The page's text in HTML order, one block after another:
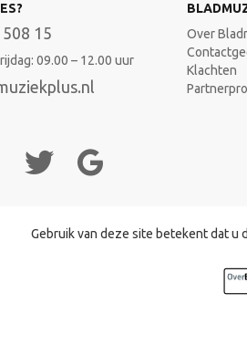
15
09.00 – 12.00 uur
Over
Klachten
Gebruik van deze site betekent dat u